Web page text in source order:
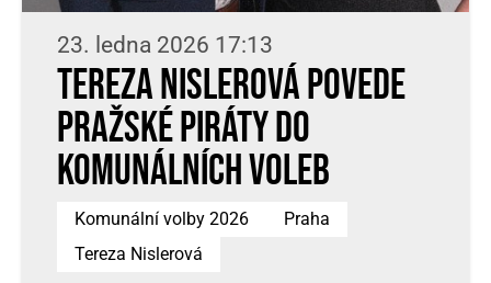
23. ledna 2026 17:13
Tereza Nislerová povede
pražské Piráty do
komunálních voleb
Komunální volby 2026
Praha
Tereza Nislerová